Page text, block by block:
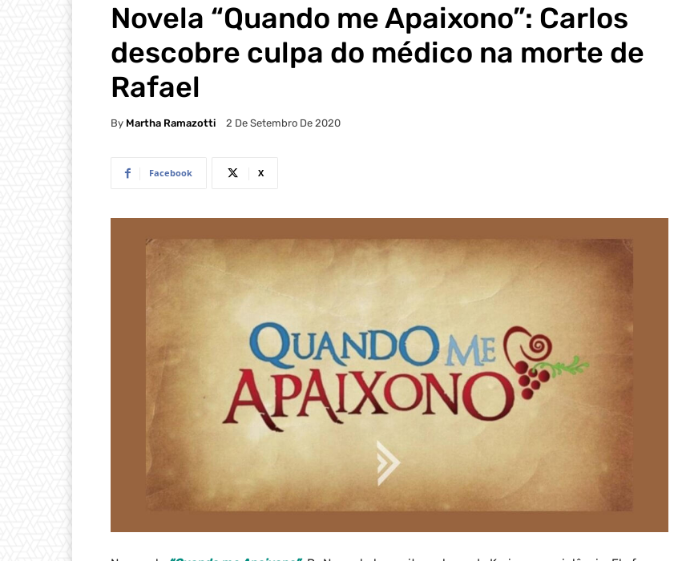
Novela “Quando me Apaixono”: Carlos
descobre culpa do médico na morte de
Rafael
By Martha Ramazotti 2 De Setembro De 2020
Facebook X